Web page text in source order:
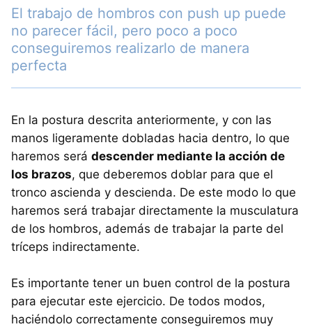
El trabajo de hombros con push up puede
no parecer fácil, pero poco a poco
conseguiremos realizarlo de manera
perfecta
En la postura descrita anteriormente, y con las
manos ligeramente dobladas hacia dentro, lo que
haremos será descender mediante la acción de
los brazos, que deberemos doblar para que el
tronco ascienda y descienda. De este modo lo que
haremos será trabajar directamente la musculatura
de los hombros, además de trabajar la parte del
tríceps indirectamente.
Es importante tener un buen control de la postura
para ejecutar este ejercicio. De todos modos,
haciéndolo correctamente conseguiremos muy